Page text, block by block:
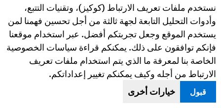
ويفرض القانون الأردني قيوداً كثيرة على منظمات المجتمع
المدني، مما ينتهك التزامات الأردن الدولية. والغرض الوحيد
المفهوم من هذه القيود هو ضمان تحكم الحكومة في أنشطة
هذه المنظمات. وهذه القيود كانت جزءاً من القانون الأردني
على مدى أكثر من أربعين عاماً، لكن الحكومة شددت من
القيود في السنوات السبع الأخيرة التي شهدت تزايد
الحساسيات السياسية إثر تفاقم الاقتتال بين إسرائيل
والجماعات المسلحة في الأراضي الفلسطينية المحتلة منذ عام
Human Rights Watch cookie preferences
نستخدم ملفات تعريف الارتباط (كوكيز)، وتقنيات التتبع،
وأدوات التحليل التابعة لجهة ثالثة من أجل تحسين فهمنا لمن
يستخدم الموقع وجعل تجربتكم أفضل. عبر استخدام موقعنا
فإنكم توافقون على ذلك. يمكنكم قراءة سياسات الخصوصية
الخاصة بنا لمعرفة ما الذي يتم استخدام ملفات تعريف
الارتباط من أجله وكيف يمكنكم تغيير إعداداتكم.
قبول خيارات أخرى